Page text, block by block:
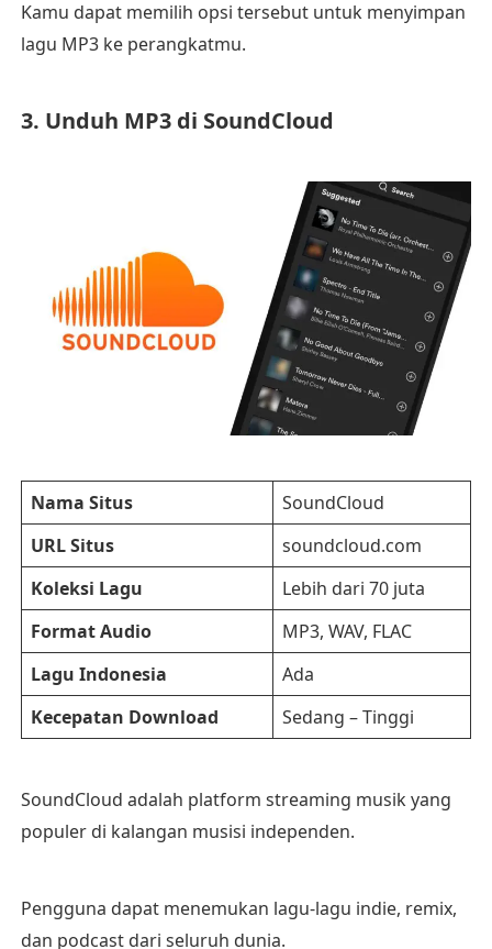
Kamu dapat memilih opsi tersebut untuk menyimpan
lagu MP3 ke perangkatmu.
3. Unduh MP3 di SoundCloud
Nama Situs
SoundCloud
URL Situs
soundcloud.com
Koleksi Lagu
Lebih dari 70 juta
Format Audio
MP3, WAV, FLAC
Lagu Indonesia
Ada
Kecepatan Download
Sedang – Tinggi
SoundCloud adalah platform streaming musik yang
populer di kalangan musisi independen.
Pengguna dapat menemukan lagu-lagu indie, remix,
dan podcast dari seluruh dunia.